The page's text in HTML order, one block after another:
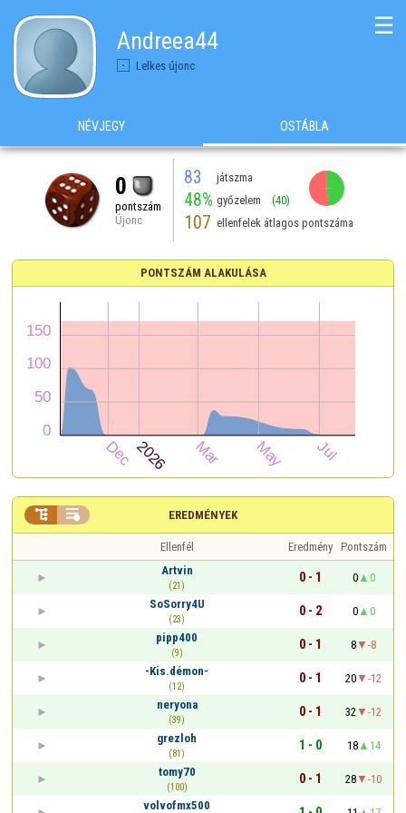
Andreea44
Lelkes újonc
☰
NÉVJEGY OSTÁBLA
0
pontszám
Újonc
83 játszma
48% győzelem (40)
107 ellenfelek átlagos pontszáma
PONTSZÁM ALAKULÁSA
EREDMÉNYEK
 
Ellenfél Eredmény Pontszám
Artvin
(21)
0 - 1 0
0
SoSorry4U
(23)
0 - 2 0
0
pipp400
(9)
0 - 1 8
-8
-Kis.démon-
(12)
0 - 1 20
-12
neryona
(39)
0 - 1 32
-12
grezloh
(81)
1 - 0 18
14
tomy70
(100)
0 - 1 28
-10
volvofmx500